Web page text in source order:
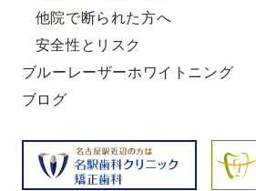
他院で断られた方へ
安全性とリスク
ブルーレーザーホワイトニング
ブログ